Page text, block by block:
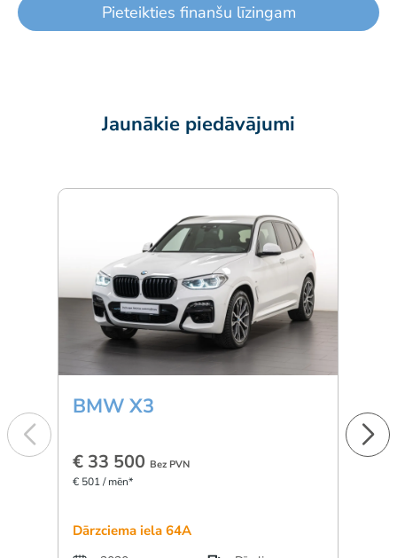
Pieteikties finanšu līzingam
Jaunākie piedāvājumi
BMW X3
€ 33 500 Bez PVN
€ 501 / mēn*
Dārzciema iela 64A
€